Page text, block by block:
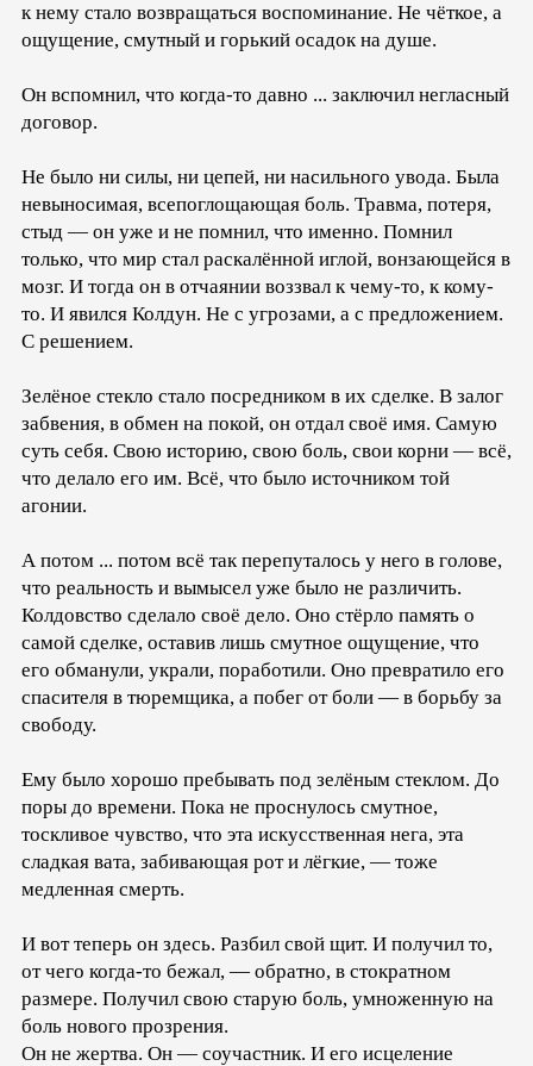
к нему стало возвращаться воспоминание. Не чёткое, а
ощущение, смутный и горький осадок на душе.
Он вспомнил, что когда-то давно ... заключил негласный
договор.
Не было ни силы, ни цепей, ни насильного увода. Была
невыносимая, всепоглощающая боль. Травма, потеря,
стыд — он уже и не помнил, что именно. Помнил
только, что мир стал раскалённой иглой, вонзающейся в
мозг. И тогда он в отчаянии воззвал к чему-то, к кому-
то. И явился Колдун. Не с угрозами, а с предложением.
С решением.
Зелёное стекло стало посредником в их сделке. В залог
забвения, в обмен на покой, он отдал своё имя. Самую
суть себя. Свою историю, свою боль, свои корни — всё,
что делало его им. Всё, что было источником той
агонии.
А потом ... потом всё так перепуталось у него в голове,
что реальность и вымысел уже было не различить.
Колдовство сделало своё дело. Оно стёрло память о
самой сделке, оставив лишь смутное ощущение, что
его обманули, украли, поработили. Оно превратило его
спасителя в тюремщика, а побег от боли — в борьбу за
свободу.
Ему было хорошо пребывать под зелёным стеклом. До
поры до времени. Пока не проснулось смутное,
тоскливое чувство, что эта искусственная нега, эта
сладкая вата, забивающая рот и лёгкие, — тоже
медленная смерть.
И вот теперь он здесь. Разбил свой щит. И получил то,
от чего когда-то бежал, — обратно, в стократном
размере. Получил свою старую боль, умноженную на
боль нового прозрения.
Он не жертва. Он — соучастник. И его исцеление